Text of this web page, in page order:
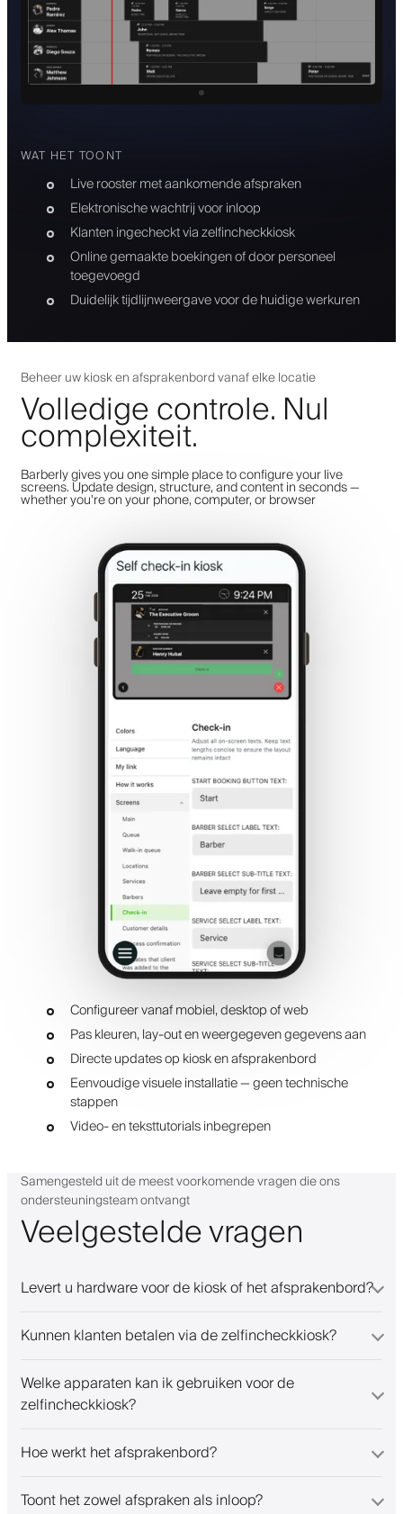
WAT HET TOONT
Live rooster met aankomende afspraken
Elektronische wachtrij voor inloop
Klanten ingecheckt via zelfincheckkiosk
Online gemaakte boekingen of door personeel
toegevoegd
Duidelijk tijdlijnweergave voor de huidige werkuren
Beheer uw kiosk en afsprakenbord vanaf elke locatie
Volledige controle. Nul
complexiteit.
Barberly gives you one simple place to configure your live
screens. Update design, structure, and content in seconds —
whether you're on your phone, computer, or browser
Configureer vanaf mobiel, desktop of web
Pas kleuren, lay-out en weergegeven gegevens aan
Directe updates op kiosk en afsprakenbord
Eenvoudige visuele installatie — geen technische
stappen
Video- en teksttutorials inbegrepen
Samengesteld uit de meest voorkomende vragen die ons
ondersteuningsteam ontvangt
Veelgestelde vragen
Levert u hardware voor de kiosk of het afsprakenbord?
Kunnen klanten betalen via de zelfincheckkiosk?
Welke apparaten kan ik gebruiken voor de
zelfincheckkiosk?
Hoe werkt het afsprakenbord?
Toont het zowel afspraken als inloop?